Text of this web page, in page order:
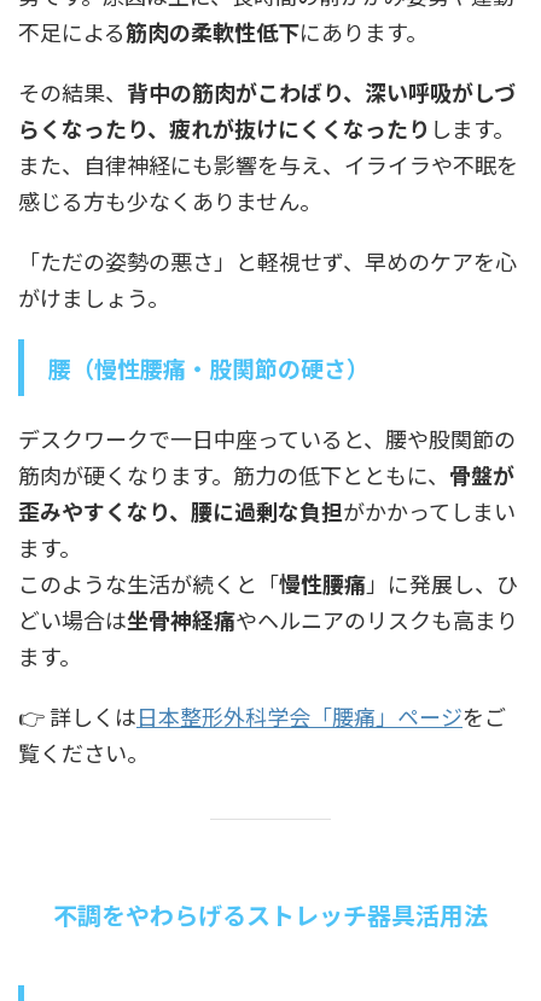
不足による筋肉の柔軟性低下にあります。
その結果、 背中の筋肉がこわばり、深い呼吸がしづ
らくなったり、疲れが抜けにくくなったり します。
また、自律神経にも影響を与え、イライラや不眠を
感じる方も少なくありません。
「ただの姿勢の悪さ」と軽視せず、早めのケアを心
がけましょう。
腰（慢性腰痛・股関節の硬さ）
デスクワークで一日中座っていると、腰や股関節の
筋肉が硬くなります。筋力の低下とともに、 骨盤が
歪みやすくなり、腰に過剰な負担がかかってしまい
ます。
このような生活が続くと「慢性腰痛」に発展し、ひ
どい場合は坐骨神経痛やヘルニアのリスクも高まり
ます。
👉 詳しくは日本整形外科学会「腰痛」ページをご
覧ください。
不調をやわらげるストレッチ器具活用法